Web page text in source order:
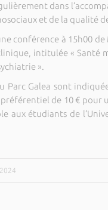
dans
et de la qualité
conférence à 15h00
intitulée « Santé
».
Parc Galea sont
de 10 € pour
aux étudiants de